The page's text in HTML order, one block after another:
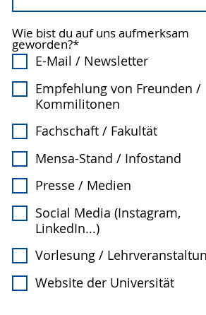
Wie bist du auf uns aufmerksam
geworden?*
E-Mail / Newsletter
Empfehlung von Freunden /
Kommilitonen
Fachschaft / Fakultät
Mensa-Stand / Infostand
Presse / Medien
Social Media (Instagram,
LinkedIn...)
Vorlesung /
Website der Universität